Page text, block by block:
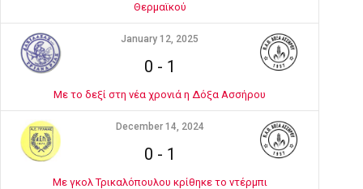
Θερμαϊκού
January 12, 2025
0 - 1
Με το δεξί στη νέα χρονιά η Δόξα Ασσήρου
December 14, 2024
0 - 1
Με γκολ Τρικαλόπουλου κρίθηκε το ντέρμπι